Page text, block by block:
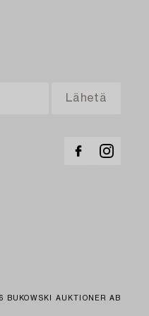
BUKOWSKI AUKTIONER AB